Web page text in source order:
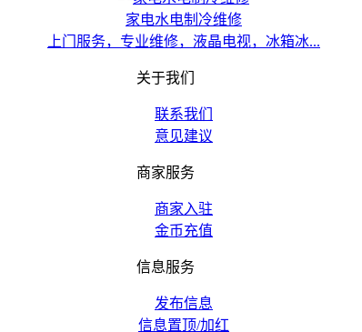
家电水电制冷维修
上门服务，专业维修，液晶电视，冰箱冰...
关于我们
联系我们
意见建议
商家服务
商家入驻
金币充值
信息服务
发布信息
信息置顶/加红